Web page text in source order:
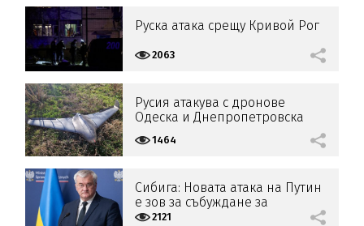
Руска атака срещу Кривой Рог
2063
Русия атакува с дронове
Одеска и Днепропетровска
1464
Сибига: Новата атака на Путин
е зов за събуждане за
събралите се в Давос
2121